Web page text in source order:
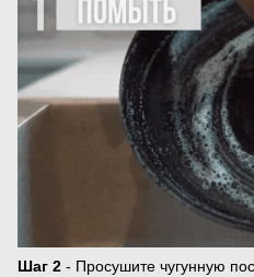
Шаг 2 - Просушите чугунную